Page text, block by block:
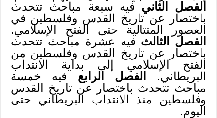
الفصل الثاني فيه سبعة مباحث تتحدث
باختصار عن تاريخ القدس وفلسطين في
العصور المتتالية حتى الفتح الإسلامي.
الفصل الثالث فيه عشرة مباحث تتحدث
باختصار عن تاريخ القدس وفلسطين من
الفتح الإسلامي إلى بداية الانتداب
البريطاني.
الفصل الرابع فيه خمسة
مباحث تتحدث باختصار عن تاريخ القدس
وفلسطين منذ الانتداب البريطاني حتى
اليوم.